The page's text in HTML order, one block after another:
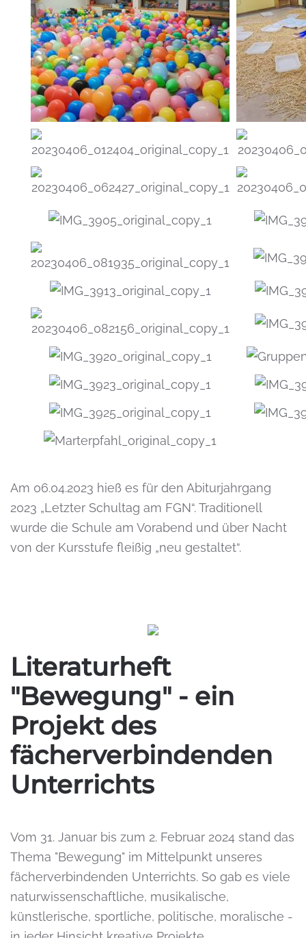
Am 06.04.2023 hieß es für den Abiturjahrgang
2023 „Letzter Schultag am FGN“. Traditionell
wurde die Schule am Vorabend und über Nacht
von der Kursstufe fleißig „neu gestaltet“.
Literaturheft
"Bewegung" - ein
Projekt des
fächerverbindenden
Unterrichts
Vom 31. Januar bis zum 2. Februar 2024 stand das
Thema "Bewegung" im Mittelpunkt unseres
fächerverbindenden Unterrichts. So gab es viele
naturwissenschaftliche, musikalische,
künstlerische, sportliche, politische, moralische -